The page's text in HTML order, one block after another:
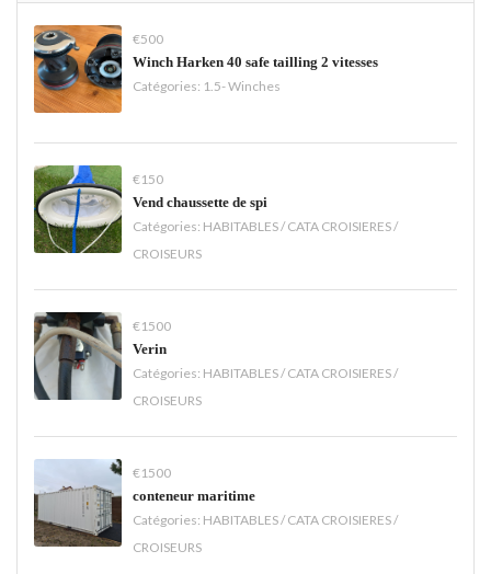
€500
Winch Harken 40 safe tailling 2 vitesses
Catégories: 1.5- Winches
€150
Vend chaussette de spi
Catégories: HABITABLES / CATA CROISIERES /
CROISEURS
€1500
Verin
Catégories: HABITABLES / CATA CROISIERES /
CROISEURS
€1500
conteneur maritime
Catégories: HABITABLES / CATA CROISIERES /
CROISEURS